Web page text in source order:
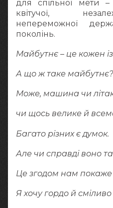
для спільної мети –
квітучої,
непереможної
поколінь.
Майбутнє – це кожен
А що ж таке майбутнє?
Може, машина чи
чи щось велике й
Багато різних є думок.
Але чи справді воно
Це згодом нам покаже
Я хочу гордо й сміливо